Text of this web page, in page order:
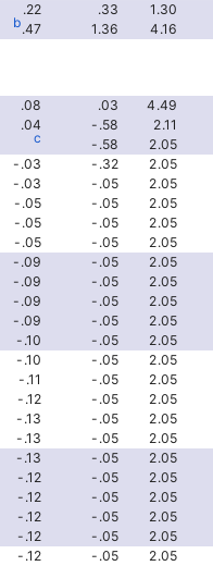
.22 .33
1.30
b.47 1.36 4.16
.08 .03
4.49
.04 -.58
2.11
c -.58
2.05
-.03 -.32
2.05
-.03 -.05
2.05
-.05 -.05
2.05
-.05 -.05
2.05
-.05 -.05
2.05
-.09 -.05
2.05
-.09 -.05
2.05
-.09 -.05
2.05
-.09 -.05
2.05
-.10 -.05
2.05
-.10 -.05
2.05
-.11 -.05
2.05
-.12 -.05
2.05
-.13 -.05
2.05
-.13 -.05
2.05
-.13 -.05
2.05
-.12 -.05
2.05
-.12 -.05
2.05
-.12 -.05
2.05
-.12 -.05
2.05
-.12 -.05
2.05